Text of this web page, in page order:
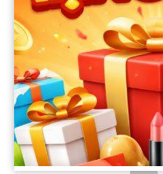
Ngỡ ngàng với lý do BLV Tạ
Biên Cương rời VTV dù đang
giữ chức vụ lớn: Khán giả
mong anh suy nghĩ lại